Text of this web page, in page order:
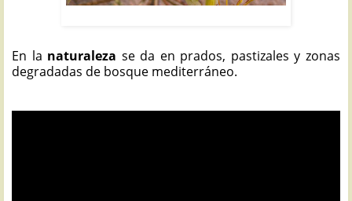
En la naturaleza se da en prados, pastizales y zonas
degradadas de bosque mediterráneo.